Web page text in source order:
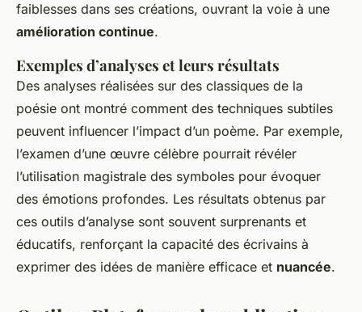
faiblesses dans ses créations, ouvrant la voie à une
amélioration continue.
Exemples d’analyses et leurs résultats
Des analyses réalisées sur des classiques de la
poésie ont montré comment des techniques subtiles
peuvent influencer l’impact d’un poème. Par exemple,
l’examen d’une œuvre célèbre pourrait révéler
l’utilisation magistrale des symboles pour évoquer
des émotions profondes. Les résultats obtenus par
ces outils d’analyse sont souvent surprenants et
éducatifs, renforçant la capacité des écrivains à
exprimer des idées de manière efficace et nuancée.